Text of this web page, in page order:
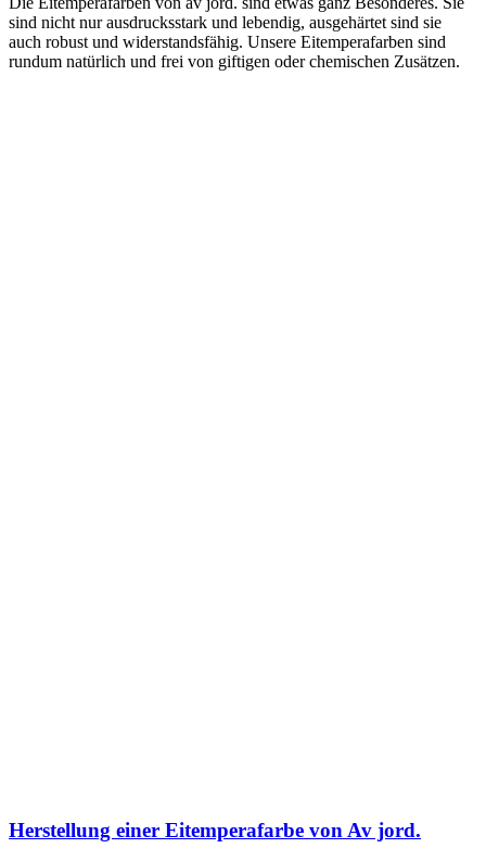
sind nicht nur ausdrucksstark und lebendig, ausgehärtet sind sie
auch robust und widerstandsfähig. Unsere Eitemperafarben sind
rundum natürlich und frei von giftigen oder chemischen Zusätzen.
Herstellung einer Eitemperafarbe von Av jord.